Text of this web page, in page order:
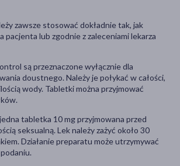
zawsze stosować dokładnie tak, jak
pacjenta lub zgodnie z zaleceniami lekarza
są przeznaczone wyłącznie dla
doustnego. Należy je połykać w całości,
wody. Tabletki można przyjmować
tabletka 10 mg przyjmowana przed
seksualną. Lek należy zażyć około 30
Działanie preparatu może utrzymywać